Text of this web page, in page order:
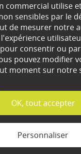
EN SAVOIR
Qui sommes-nous ?
Partenaires
Plan du site
Mentions légales
commercial utilise
sensibles par le
de mesurer notre
consentir ou
pouvez modifier
moment sur notre
✓
OK, tout accepter
Personnaliser